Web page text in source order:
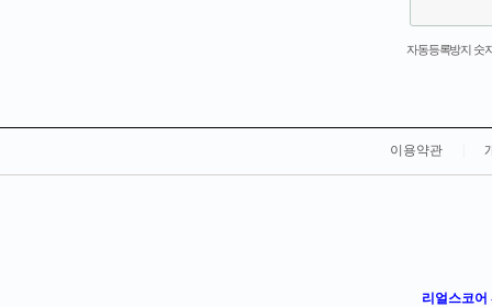
자동등록방지 숫
이용약관
리얼스코어